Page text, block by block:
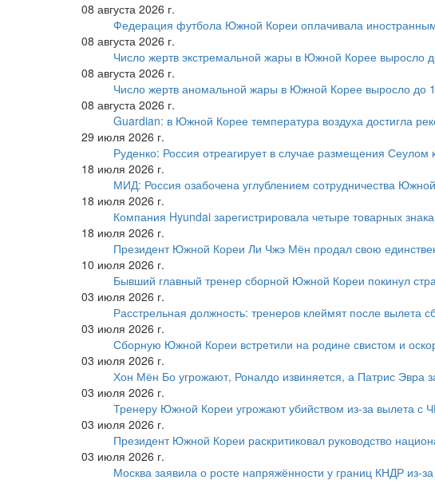
08 августа 2026 г.
Федерация футбола Южной Кореи оплачивала иностранным
08 августа 2026 г.
Число жертв экстремальной жары в Южной Корее выросло
08 августа 2026 г.
Число жертв аномальной жары в Южной Корее выросло до
08 августа 2026 г.
Guardian: в Южной Корее температура воздуха достигла
29 июля 2026 г.
Руденко: Россия отреагирует в случае размещения Сеулом
18 июля 2026 г.
МИД: Россия озабочена углублением сотрудничества
18 июля 2026 г.
Компания Hyundai зарегистрировала четыре товарных
18 июля 2026 г.
Президент Южной Кореи Ли Чжэ Мён продал свою
10 июля 2026 г.
Бывший главный тренер сборной Южной Кореи покинул
03 июля 2026 г.
Расстрельная должность: тренеров клеймят после
03 июля 2026 г.
Сборную Южной Кореи встретили на родине свистом и
03 июля 2026 г.
Хон Мён Бо угрожают, Роналдо извиняется, а Патрис Эвра
03 июля 2026 г.
Тренеру Южной Кореи угрожают убийством из-за вылета с
03 июля 2026 г.
Президент Южной Кореи раскритиковал руководство
03 июля 2026 г.
Москва заявила о росте напряжённости у границ КНДР из-